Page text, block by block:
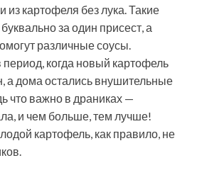
из картофеля без лука. Такие
за один присест, а
различные соусы.
период, когда новый картофель
а дома остались внушительные
что важно в драниках —
и чем больше, тем лучше!
картофель, как правило, не